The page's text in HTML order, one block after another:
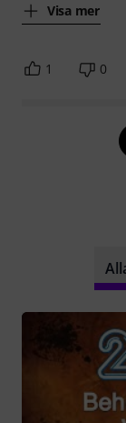
Visa mer
1 0